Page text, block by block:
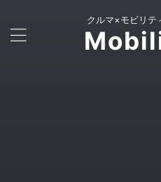
クルマ×モビリテ